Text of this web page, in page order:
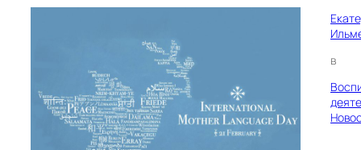
в